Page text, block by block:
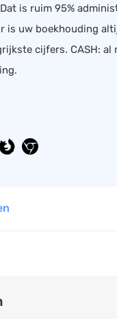
is ruim 95%
is uw boekhouding
cijfers. CASH:
beschikbaar